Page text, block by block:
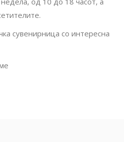
сувенирница со интересна